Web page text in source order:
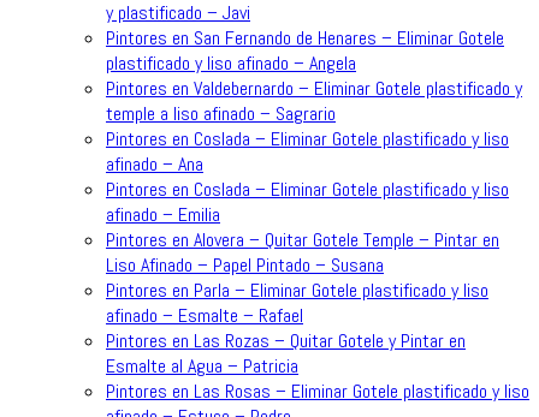
y plastificado – Javi
Pintores en San Fernando de Henares – Eliminar Gotele
plastificado y liso afinado – Angela
Pintores en Valdebernardo – Eliminar Gotele plastificado y
temple a liso afinado – Sagrario
Pintores en Coslada – Eliminar Gotele plastificado y liso
afinado – Ana
Pintores en Coslada – Eliminar Gotele plastificado y liso
afinado – Emilia
Pintores en Alovera – Quitar Gotele Temple – Pintar en
Liso Afinado – Papel Pintado – Susana
Pintores en Parla – Eliminar Gotele plastificado y liso
afinado – Esmalte – Rafael
Pintores en Las Rozas – Quitar Gotele y Pintar en
Esmalte al Agua – Patricia
Pintores en Las Rosas – Eliminar Gotele plastificado y liso